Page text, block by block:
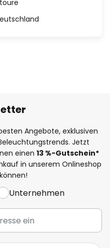
Angebote, exklusiven
Jetzt
einen 13 %-Gutschein*
in unserem Onlineshop
Unternehmen